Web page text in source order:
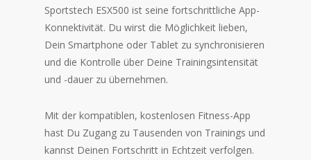
Sportstech ESX500 ist seine fortschrittliche App-
Konnektivität. Du wirst die Möglichkeit lieben,
Dein Smartphone oder Tablet zu synchronisieren
und die Kontrolle über Deine Trainingsintensität
und -dauer zu übernehmen.
Mit der kompatiblen, kostenlosen Fitness-App
hast Du Zugang zu Tausenden von Trainings und
kannst Deinen Fortschritt in Echtzeit verfolgen.